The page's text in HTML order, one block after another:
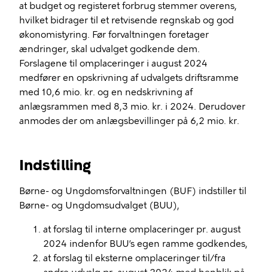
at budget og registeret forbrug stemmer overens,
hvilket bidrager til et retvisende regnskab og god
økonomistyring. Før forvaltningen foretager
ændringer, skal udvalget godkende dem.
Forslagene til omplaceringer i august 2024
medfører en opskrivning af udvalgets driftsramme
med 10,6 mio. kr. og en nedskrivning af
anlægsrammen med 8,3 mio. kr. i 2024. Derudover
anmodes der om anlægsbevillinger på 6,2 mio. kr.
Indstilling
Børne- og Ungdomsforvaltningen (BUF) indstiller til
Børne- og Ungdomsudvalget (BUU),
at forslag til interne omplaceringer pr. august
2024 indenfor BUU’s egen ramme godkendes,
at forslag til eksterne omplaceringer til/fra